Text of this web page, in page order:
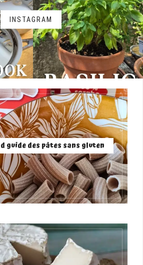
INSTAGRAM
guide des pâtes sans gluten